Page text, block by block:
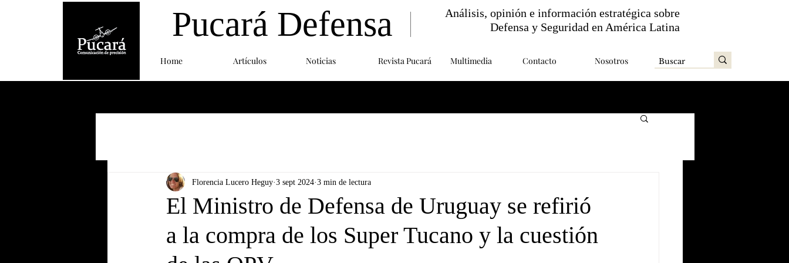
Home Artículos Noticias Revista Pucará Multimedia Contacto Nosotros
Pucará Defensa
Análisis, opinión e información estratégica sobre
Defensa y Seguridad en América Latina
El Ministro de Defensa de Uruguay se refirió
a la compra de los Super Tucano y la cuestión
Florencia Lucero Heguy 3 sept 2024 3 min de lectura